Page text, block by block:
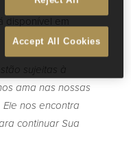
em
sujeitas à
ama nas nossas
nos encontra
continuar Sua
Accept All Cookies